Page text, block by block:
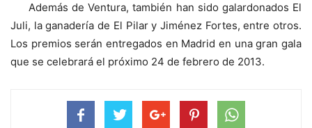
Además de Ventura, también han sido galardonados El
Juli, la ganadería de El Pilar y Jiménez Fortes, entre otros.
Los premios serán entregados en Madrid en una gran gala
que se celebrará el próximo 24 de febrero de 2013.